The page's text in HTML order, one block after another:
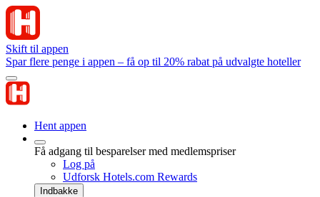
Skift til appen
Spar flere penge i appen – få op til 20% rabat på udvalgte hoteller
Hent appen
Få adgang til besparelser med medlemspriser
Log på
Udforsk Hotels.com Rewards
Indbakke